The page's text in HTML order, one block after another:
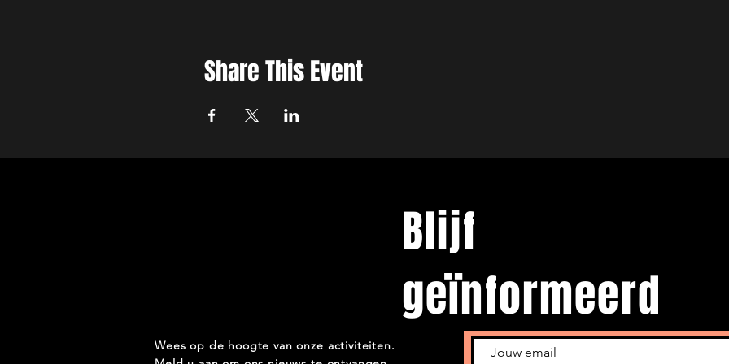
Share This Event
Blijf
geïnformeerd
Wees op de hoogte van onze activiteiten.